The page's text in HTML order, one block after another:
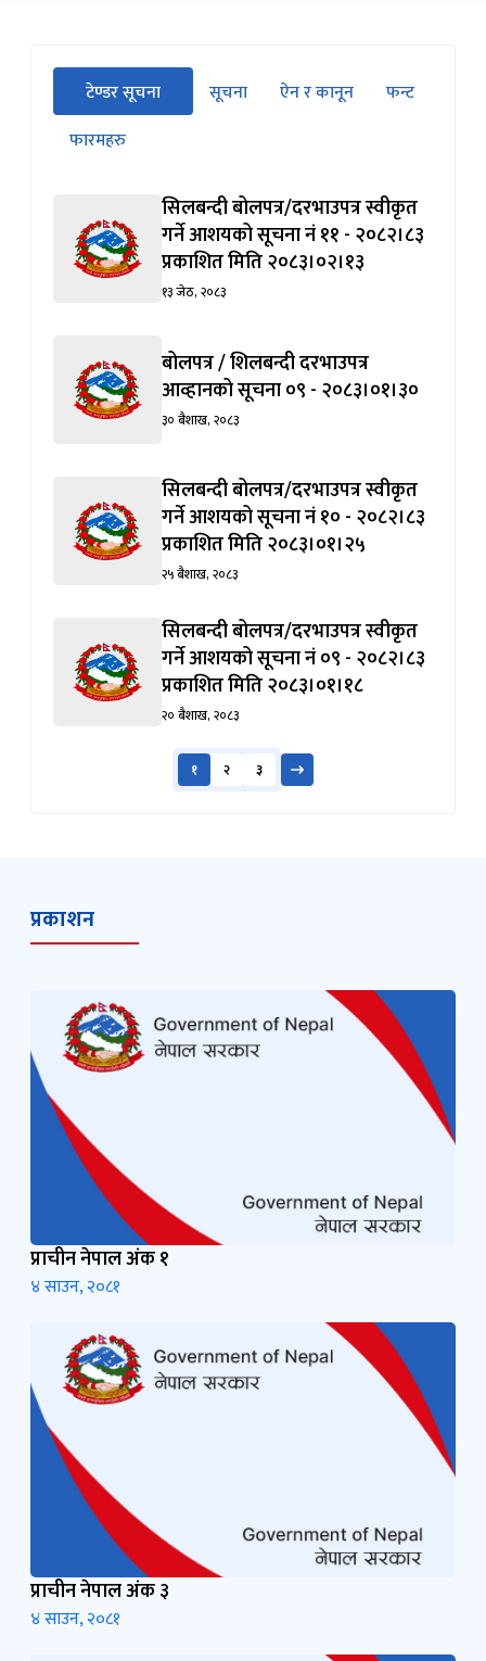
सीधा
पहिलो
ट्याबको
टेण्डर सूचना
(सक्रिय ट्याब)
सूचना ऐन र कानून
फन्ट
फारमहरु
सिलबन्दी बोलपत्र/दरभाउपत्र स्वीकृत
गर्ने आशयको सूचना नं ११ - २०८२।८३
प्रकाशित मिति २०८३।०२।१३
१३ जेठ, २०८३
बोलपत्र / शिलबन्दी दरभाउपत्र
आव्हानको सूचना ०९ - २०८३।०१।३०
३० बैशाख, २०८३
सिलबन्दी बोलपत्र/दरभाउपत्र स्वीकृत
गर्ने आशयको सूचना नं १० - २०८२।८३
प्रकाशित मिति २०८३।०१।२५
२५ बैशाख, २०८३
सिलबन्दी बोलपत्र/दरभाउपत्र स्वीकृत
गर्ने आशयको सूचना नं ०९ - २०८२।८३
प्रकाशित मिति २०८३।०१।१८
२० बैशाख, २०८३
१ २ ३
प्रकाशन
प्राचीन नेपाल अंक १
४ साउन, २०८१
प्राचीन नेपाल अंक ३
४ साउन, २०८१